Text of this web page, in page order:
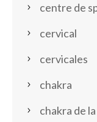
centre de
cervical
cervicales
chakra
chakra de